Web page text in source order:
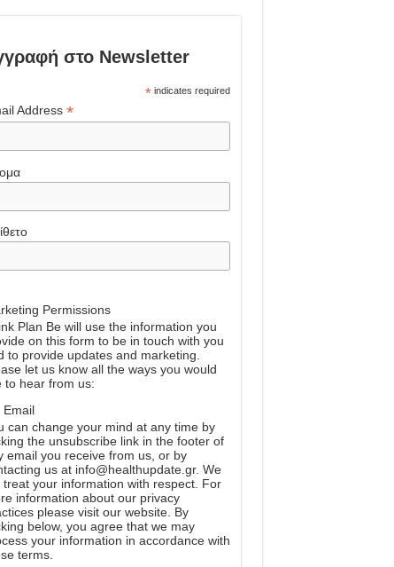
στο Newsletter
*indicates required
Address *
Permissions
Plan Be will use the information you
on this form to be in touch with you
to provide updates and marketing.
let us know all the ways you would
to hear from us:
Email
can change your mind at any time by
the unsubscribe link in the footer of
email you receive from us, or by
us at info@healthupdate.gr. We
treat your information with respect. For
information about our privacy
please visit our website. By
below, you agree that we may
your information in accordance with
terms.